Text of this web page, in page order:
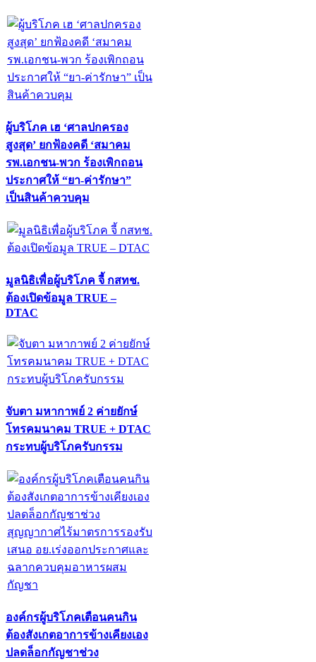
ผู้บริโภค เฮ ‘ศาลปกครอง
สูงสุด’ ยกฟ้องคดี ‘สมาคม
รพ.เอกชน-พวก ร้องเพิกถอน
ประกาศให้ “ยา-ค่ารักษา”
เป็นสินค้าควบคุม
มูลนิธิเพื่อผู้บริโภค จี้ กสทช.
ต้องเปิดข้อมูล TRUE –
DTAC
จับตา มหากาพย์ 2 ค่ายยักษ์
โทรคมนาคม TRUE + DTAC
กระทบผู้บริโภครับกรรม
องค์กรผู้บริโภคเตือนคนกิน
ต้องสังเกตอาการข้างเคียงเอง
ปลดล็อกกัญชาช่วง